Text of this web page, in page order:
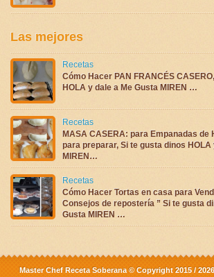
Las mejores
Recetas
Cómo Hacer PAN FRANCÉS
HOLA y dale a Me Gusta MIREN …
Recetas
MASA CASERA: para Empanadas de
para preparar, Si te gusta dinos HOLA
MIREN…
Recetas
Cómo Hacer Tortas en casa para
Consejos de repostería ” Si te gusta
Gusta MIREN …
Master Chef Receta Soberana © Copyright 2015 /